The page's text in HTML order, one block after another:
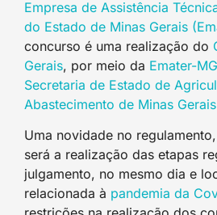
Empresa de Assistência
do Estado de Minas Gerais
concurso é uma realização do
Gerais, por meio da Emater-MG
Secretaria de Estado de
Abastecimento de Minas
Uma novidade no
será a realização das etapas
julgamento, no mesmo dia e
relacionada à pandemia da